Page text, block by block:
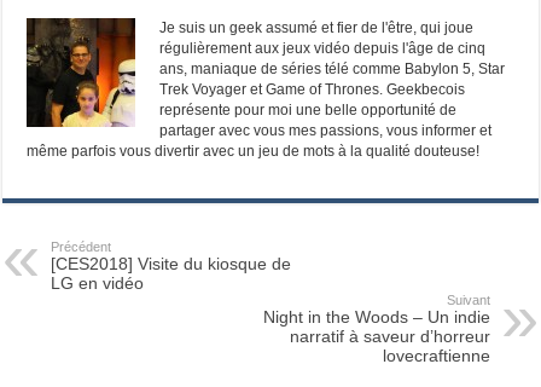
Je suis un geek assumé et fier de l'être, qui joue
régulièrement aux jeux vidéo depuis l'âge de cinq
ans, maniaque de séries télé comme Babylon 5, Star
Trek Voyager et Game of Thrones. Geekbecois
représente pour moi une belle opportunité de
partager avec vous mes passions, vous informer et
même parfois vous divertir avec un jeu de mots à la qualité douteuse!
Précédent
[CES2018] Visite du kiosque de
LG en vidéo
Suivant
Night in the Woods – Un indie
narratif à saveur d’horreur
lovecraftienne